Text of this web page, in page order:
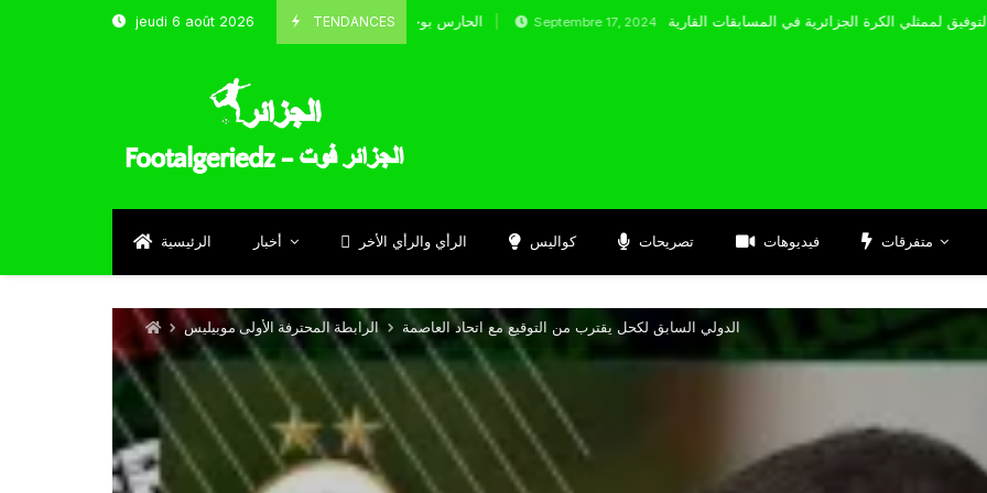
jeudi 6 août 2026 TENDANCES
الحارس بوحلفاية يتحدث عن طموحاته مع المنتخب و شباب قسنطينة Septembre 17, 2024
الرئيسية أخبار الرأي والرأي الأخر كواليس تصريحات فيديوهات متفرقات
الرابطة المحترفة الأولى موبيليس الدولي السابق لكحل يقترب من التوقيع مع اتحاد العاصمة